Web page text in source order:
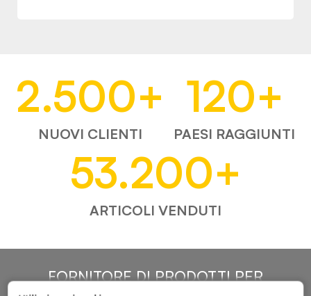
2.500+
NUOVI CLIENTI
120+
PAESI RAGGIUNTI
53.200+
ARTICOLI VENDUTI
FORNITORE DI PRODOTTI PER